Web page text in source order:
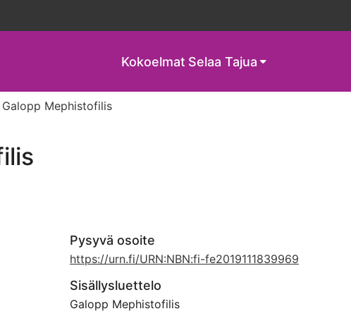
Kokoelmat Selaa Tajua
Galopp Mephistofilis
Pysyvä osoite
https://urn.fi/URN:NBN:fi-fe2019111839969
Sisällysluettelo
Galopp Mephistofilis